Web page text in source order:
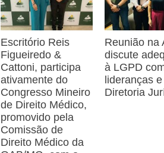
Escritório Reis
Figueiredo &
Cattoni, participa
ativamente do
Congresso Mineiro
de Direito Médico,
promovido pela
Comissão de
Direito Médico da
Reunião na
discute
à LGPD
lideranças e
Diretoria